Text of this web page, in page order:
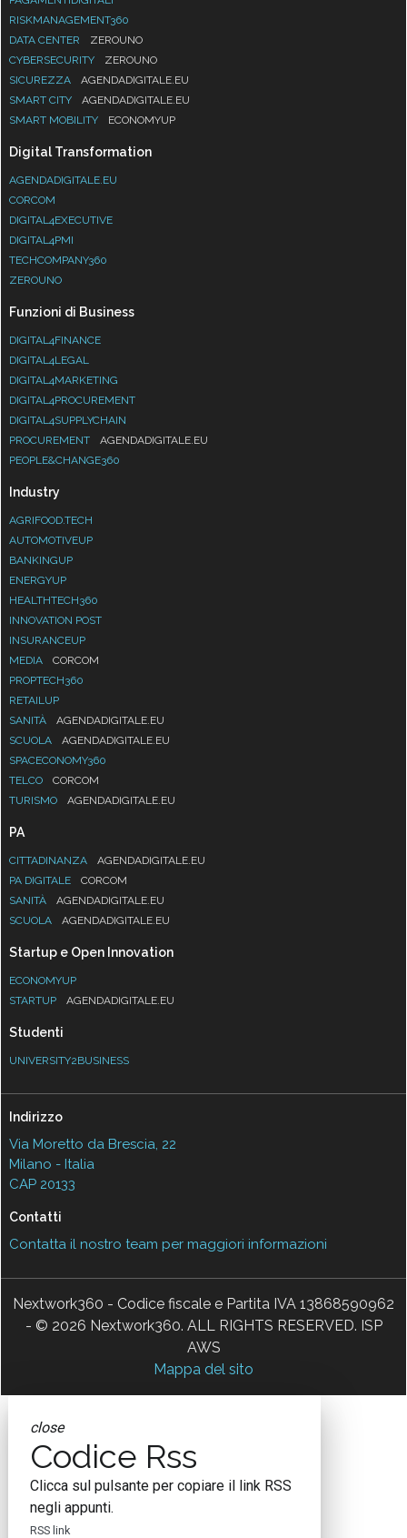
RISKMANAGEMENT360
DATA CENTER
ZEROUNO
CYBERSECURITY
ZEROUNO
SICUREZZA
AGENDADIGITALE.EU
SMART CITY
AGENDADIGITALE.EU
SMART MOBILITY
ECONOMYUP
Digital Transformation
AGENDADIGITALE.EU
CORCOM
DIGITAL4EXECUTIVE
DIGITAL4PMI
TECHCOMPANY360
ZEROUNO
Funzioni di Business
DIGITAL4FINANCE
DIGITAL4LEGAL
DIGITAL4MARKETING
DIGITAL4PROCUREMENT
DIGITAL4SUPPLYCHAIN
PROCUREMENT
AGENDADIGITALE.EU
PEOPLE&CHANGE360
Industry
AGRIFOOD.TECH
AUTOMOTIVEUP
BANKINGUP
ENERGYUP
HEALTHTECH360
INNOVATION POST
INSURANCEUP
MEDIA
CORCOM
PROPTECH360
RETAILUP
SANITÀ
AGENDADIGITALE.EU
SCUOLA
AGENDADIGITALE.EU
SPACECONOMY360
TELCO
CORCOM
TURISMO
AGENDADIGITALE.EU
PA
CITTADINANZA
AGENDADIGITALE.EU
PA DIGITALE
CORCOM
SANITÀ
AGENDADIGITALE.EU
SCUOLA
AGENDADIGITALE.EU
Startup e Open Innovation
ECONOMYUP
STARTUP
AGENDADIGITALE.EU
Studenti
UNIVERSITY2BUSINESS
Indirizzo
Via Moretto da Brescia, 22
Milano - Italia
CAP 20133
Contatti
Contatta il nostro team per maggiori informazioni
Nextwork360 - Codice fiscale e Partita IVA 13868590962
- © 2026 Nextwork360. ALL RIGHTS RESERVED. ISP
AWS
Mappa del sito
close
Codice Rss
Clicca sul pulsante per copiare il link RSS
negli appunti.
RSS link